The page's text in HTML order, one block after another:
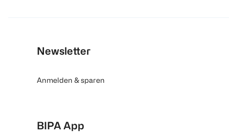
Newsletter
Anmelden & sparen
BIPA App